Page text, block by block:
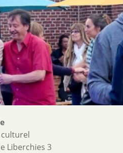
Liberchies 3